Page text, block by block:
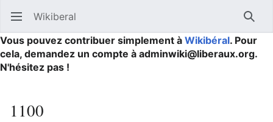
Ouvrir le menu principal Wikiberal
Vous pouvez contribuer simplement à Wikibéral. Pour
cela, demandez un compte à adminwiki@liberaux.org.
N'hésitez pas !
1100